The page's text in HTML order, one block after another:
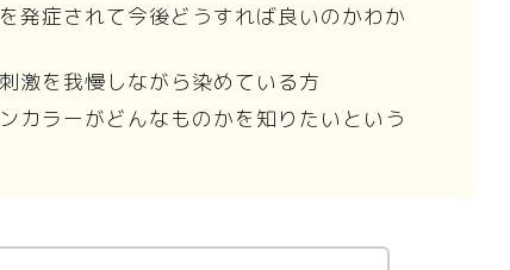
発症されて今後どうすれば良いのかわか
激を我慢しながら染めている方
カラーがどんなものかを知りたいという